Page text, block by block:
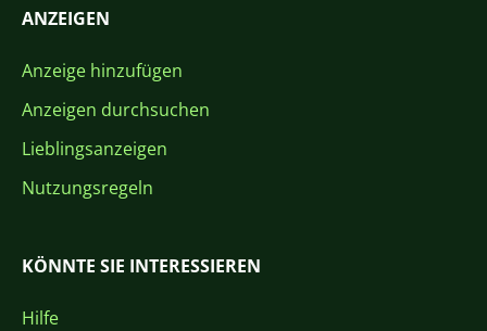
ANZEIGEN
Anzeige hinzufügen
Anzeigen durchsuchen
Lieblingsanzeigen
Nutzungsregeln
KÖNNTE SIE INTERESSIEREN
Hilfe